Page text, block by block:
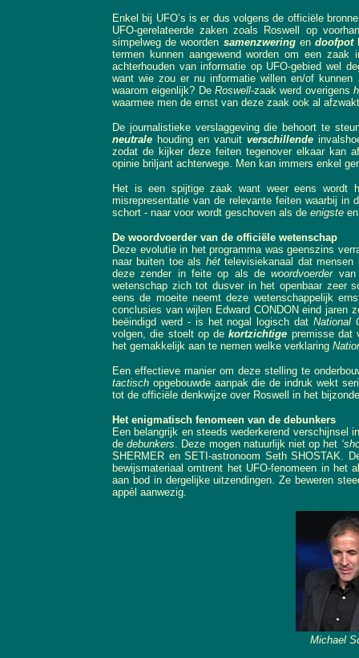
Enkel bij UFO’s is er dus volgens de officiële
UFO-gerelateerde zaken zoals Roswell op
simpelweg de woorden samenzweringendoofpot
termen kunnen aangewend worden om een
achterhouden van informatie op UFO-gebied wel
want wie zou er nu informatie willen en/of
waarom eigenlijk? De Roswell-zaak werd overigens
waarmee men de ernst van deze zaak ook al
De journalistieke verslaggeving die behoort te
neutrale houding en vanuit verschillende
zodat de kijker deze feiten tegenover elkaar kan
opinie briljant achterwege. Men kan immers enkel
Het is een spijtige zaak want weer eens wordt
misrepresentatie van de relevante feiten waarbij in
schort - naar voor wordt geschoven als de enigste
De woordvoerder van de officiële wetenschap
Deze evolutie in het programma was geenszins
naar buiten toe als héttelevisiekanaal dat mensen
deze zender in feite op als dewoordvoerdervan
wetenschap zich tot dusver in het openbaar zeer
eens de moeite neemt deze wetenschappelijk
conclusies van wijlen Edward CONDON eind jaren
beëindigd werd - is het nogal logisch datNational
volgen, die stoelt op dekortzichtige premisse dat
het gemakkelijk aan te nemen welke verklaring
Een effectieve manier om deze stelling te
tactisch opgebouwde aanpak die de indruk wekt
tot de officiële denkwijze over Roswell in het
Het enigmatisch fenomeen van de debunkers
Een belangrijk en steeds wederkerend verschijnsel
dedebunkers. Deze mogen natuurlijk niet op het
SHERMER en SETI-astronoom Seth SHOSTAK.
bewijsmateriaal omtrent het UFO-fenomeen in
aan bod in dergelijke uitzendingen. Ze beweren
appèl aanwezig.
Michael